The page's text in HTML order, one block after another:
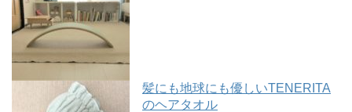
髪にも地球にも優しいTENERITA
のヘアタオル